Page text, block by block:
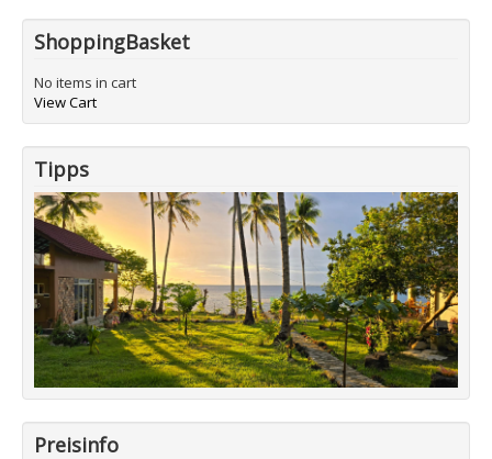
ShoppingBasket
No items in cart
View Cart
Tipps
Preisinfo